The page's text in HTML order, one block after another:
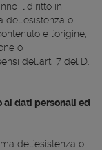
il diritto in
dell'esistenza o
e l'origine,
o
dell'art. 7 del D.
ai dati personali ed
dell'esistenza o